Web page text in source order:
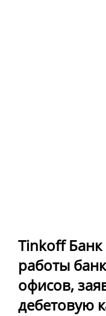
Tinkoff Банк
работы
офисов,
дебетовую